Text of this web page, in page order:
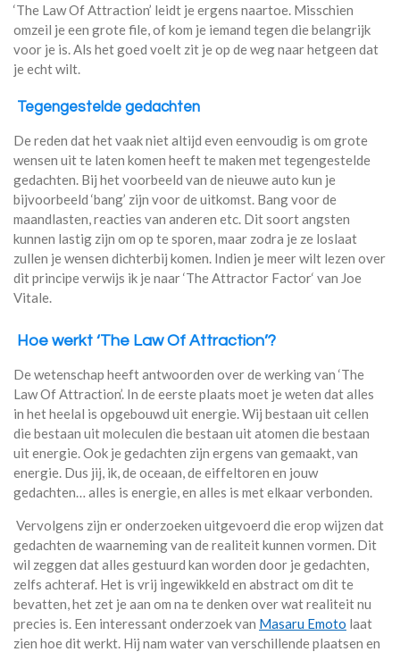
‘The Law Of Attraction’ leidt je ergens naartoe. Misschien
omzeil je een grote file, of kom je iemand tegen die belangrijk
voor je is. Als het goed voelt zit je op de weg naar hetgeen dat
je echt wilt.
Tegengestelde gedachten
De reden dat het vaak niet altijd even eenvoudig is om grote
wensen uit te laten komen heeft te maken met tegengestelde
gedachten. Bij het voorbeeld van de nieuwe auto kun je
bijvoorbeeld ‘bang’ zijn voor de uitkomst. Bang voor de
maandlasten, reacties van anderen etc. Dit soort angsten
kunnen lastig zijn om op te sporen, maar zodra je ze loslaat
zullen je wensen dichterbij komen. Indien je meer wilt lezen over
dit principe verwijs ik je naar ‘The Attractor Factor‘ van Joe
Vitale.
Hoe werkt ‘The Law Of Attraction’?
De wetenschap heeft antwoorden over de werking van ‘The
Law Of Attraction’. In de eerste plaats moet je weten dat alles
in het heelal is opgebouwd uit energie. Wij bestaan uit cellen
die bestaan uit moleculen die bestaan uit atomen die bestaan
uit energie. Ook je gedachten zijn ergens van gemaakt, van
energie. Dus jij, ik, de oceaan, de eiffeltoren en jouw
gedachten… alles is energie, en alles is met elkaar verbonden.
Vervolgens zijn er onderzoeken uitgevoerd die erop wijzen dat
gedachten de waarneming van de realiteit kunnen vormen. Dit
wil zeggen dat alles gestuurd kan worden door je gedachten,
zelfs achteraf. Het is vrij ingewikkeld en abstract om dit te
bevatten, het zet je aan om na te denken over wat realiteit nu
precies is. Een interessant onderzoek van Masaru Emoto laat
zien hoe dit werkt. Hij nam water van verschillende plaatsen en